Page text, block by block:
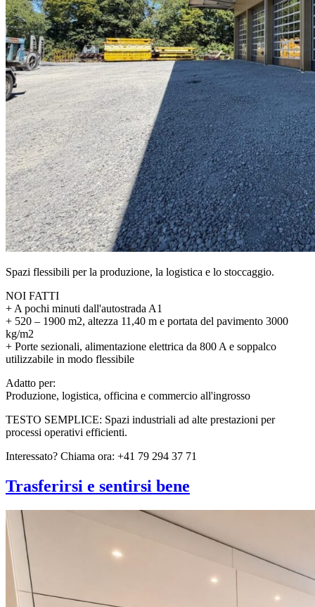
Spazi flessibili per la produzione, la logistica e lo stoccaggio.
NOI FATTI
+ A pochi minuti dall'autostrada A1
+ 520 – 1900 m2, altezza 11,40 m e portata del pavimento 3000
kg/m2
+ Porte sezionali, alimentazione elettrica da 800 A e soppalco
utilizzabile in modo flessibile
Adatto per:
Produzione, logistica, officina e commercio all'ingrosso
TESTO SEMPLICE: Spazi industriali ad alte prestazioni per
processi operativi efficienti.
Interessato? Chiama ora: +41 79 294 37 71
Trasferirsi e sentirsi bene